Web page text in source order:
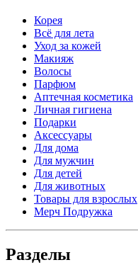
Корея
Всё для лета
Уход за кожей
Макияж
Волосы
Парфюм
Аптечная косметика
Личная гигиена
Подарки
Аксессуары
Для дома
Для мужчин
Для детей
Для животных
Товары для взрослых
Мерч Подружка
Разделы